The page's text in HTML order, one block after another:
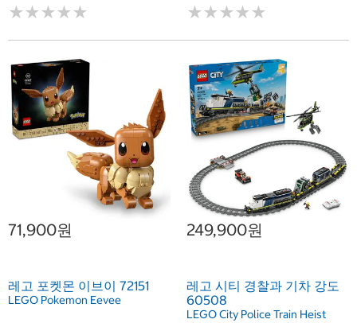
★★★★★
★★★★★ ★★★★★
★★★★★
71,900원
레고 포켓몬 이브이 72151
LEGO Pokemon Eevee
249,900원
레고 시티 경찰과 기차 강도
60508
LEGO City Police Train Heist